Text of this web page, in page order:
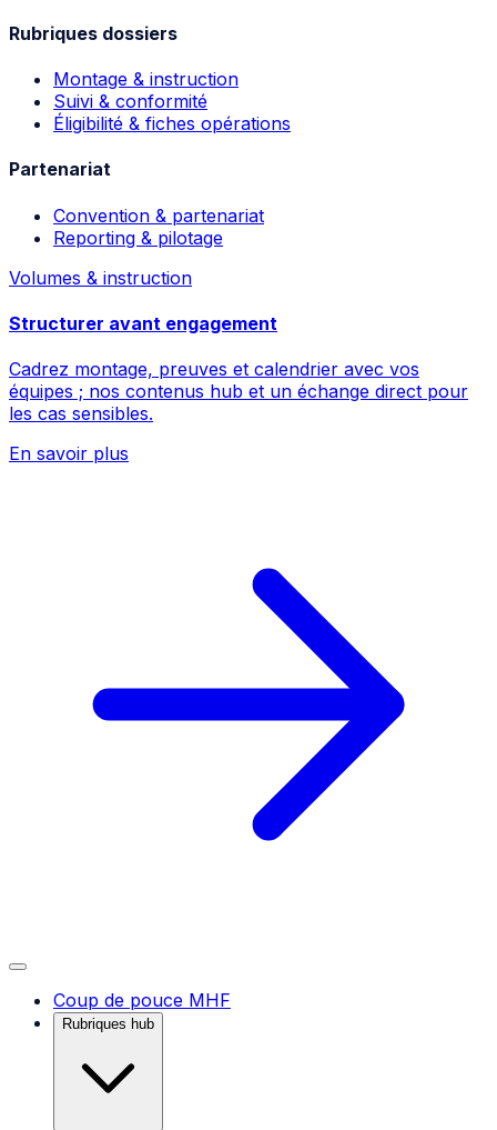
Rubriques dossiers
Montage & instruction
Suivi & conformité
Éligibilité & fiches opérations
Partenariat
Convention & partenariat
Reporting & pilotage
Volumes & instruction
Structurer avant engagement
Cadrez montage, preuves et calendrier avec vos
équipes ; nos contenus hub et un échange direct pour
les cas sensibles.
En savoir plus
Coup de pouce MHF
Rubriques hub